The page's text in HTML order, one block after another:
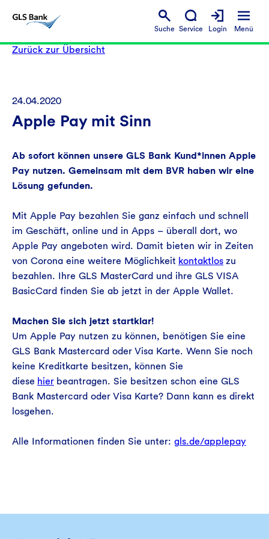
Suche Service Login Menü
Zurück zur Übersicht
24.04.2020
Apple Pay mit Sinn
Ab sofort können unsere GLS Bank Kund*innen Apple
Pay nutzen. Gemeinsam mit dem BVR haben wir eine
Lösung gefunden.
Mit Apple Pay bezahlen Sie ganz einfach und schnell
im Geschäft, online und in Apps – überall dort, wo
Apple Pay angeboten wird. Damit bieten wir in Zeiten
von Corona eine weitere Möglichkeit kontaktlos zu
bezahlen. Ihre GLS MasterCard und ihre GLS VISA
BasicCard finden Sie ab jetzt in der Apple Wallet.
Machen Sie sich jetzt startklar!
Um Apple Pay nutzen zu können, benötigen Sie eine
GLS Bank Mastercard oder Visa Karte. Wenn Sie noch
keine Kreditkarte besitzen, können Sie
diese hier beantragen. Sie besitzen schon eine GLS
Bank Mastercard oder Visa Karte? Dann kann es direkt
losgehen.
Alle Informationen finden Sie unter: gls.de/applepay